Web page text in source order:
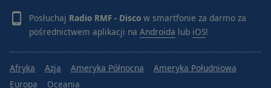
Posłuchaj Radio RMF - Disco w smartfonie za darmo za
pośrednictwem aplikacji na Androida lub iOS!
Afryka Azja Ameryka Północna
Ameryka Południowa
Europa
Oceania